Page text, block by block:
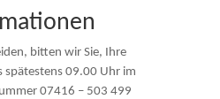
bitten wir Sie, Ihre
spätestens 09.00 Uhr im
07416 – 503 499